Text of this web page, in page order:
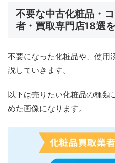
不要な中古化粧品・
者・買取専門店18選
不要になった化粧品や、使用
説していきます。
以下は売りたい化粧品の種類
めた画像になります。